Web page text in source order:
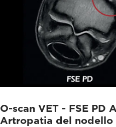
O-scan VET - FSE PD
Artropatia del nodello